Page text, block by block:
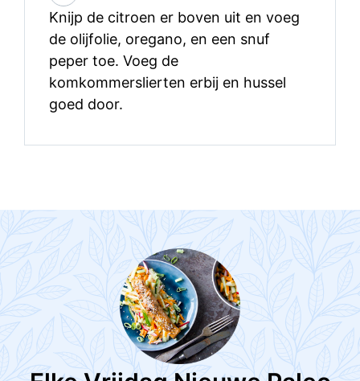
Knijp de citroen er boven uit en voeg
de olijfolie, oregano, en een snuf
peper toe. Voeg de
komkommerslierten erbij en hussel
goed door.